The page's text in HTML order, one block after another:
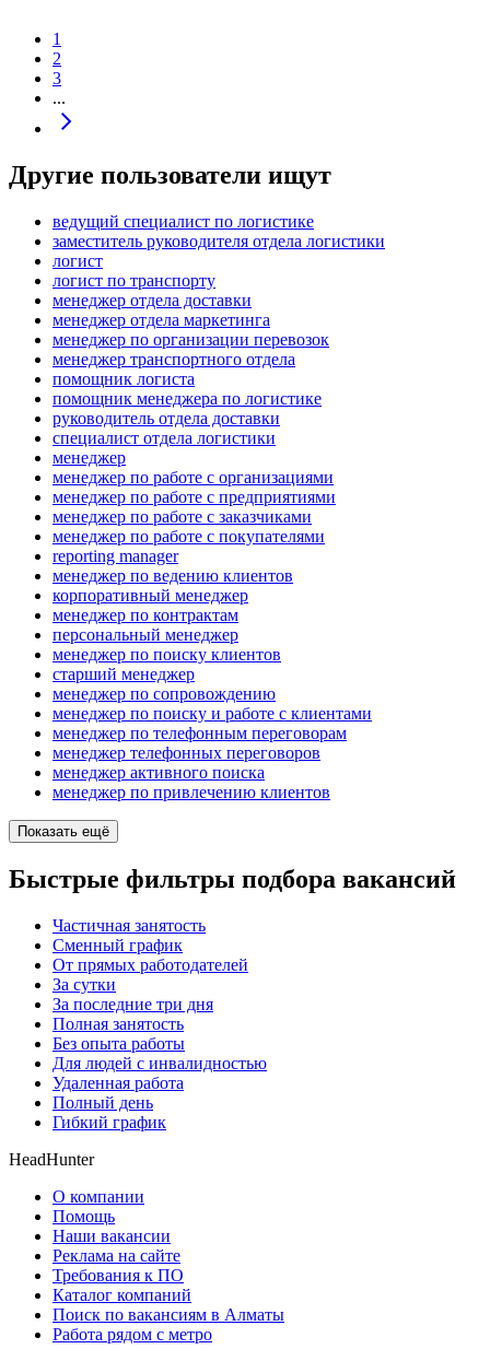
1
2
3
...
Другие пользователи ищут
ведущий специалист по логистике
заместитель руководителя отдела логистики
логист
логист по транспорту
менеджер отдела доставки
менеджер отдела маркетинга
менеджер по организации перевозок
менеджер транспортного отдела
помощник логиста
помощник менеджера по логистике
руководитель отдела доставки
специалист отдела логистики
менеджер
менеджер по работе с организациями
менеджер по работе с предприятиями
менеджер по работе с заказчиками
менеджер по работе с покупателями
reporting manager
менеджер по ведению клиентов
корпоративный менеджер
менеджер по контрактам
персональный менеджер
менеджер по поиску клиентов
старший менеджер
менеджер по сопровождению
менеджер по поиску и работе с клиентами
менеджер по телефонным переговорам
менеджер телефонных переговоров
менеджер активного поиска
менеджер по привлечению клиентов
Показать ещё
Быстрые фильтры подбора вакансий
Частичная занятость
Сменный график
От прямых работодателей
За сутки
За последние три дня
Полная занятость
Без опыта работы
Для людей с инвалидностью
Удаленная работа
Полный день
Гибкий график
HeadHunter
О компании
Помощь
Наши вакансии
Реклама на сайте
Требования к ПО
Каталог компаний
Поиск по вакансиям в Алматы
Работа рядом с метро